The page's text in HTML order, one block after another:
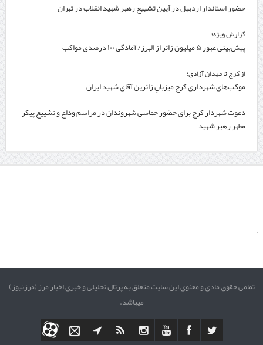
حضور استاندار اردبیل در آیین تشییع رهبر شهید انقلاب در تهران
گزارش ویژه؛
پیش‌بینی عبور ۵ میلیون زائر از البرز/ آمادگی ۱۰۰ درصدی مواکب
از کرج تا میدان آزادی؛
موکب‌های شهرداری کرج میزبانِ زائرین آقای شهید ایران
دعوت شهردار کرج برای حضور حماسی شهروندان در مراسم وداع و تشییع پیکر
مطهر رهبر شهید
تمامی حقوق مادی و معنوی این سایت متعلق به پرتال تحلیلی و خبری اخبار مرز (مرزنیوز)
میباشد.